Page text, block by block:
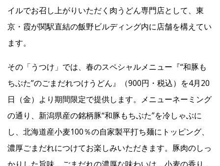
Contact
JP EN
イルでお召し上がりいただく肉うどん専門店として、東
京・霞が関駅直結の飯野ビルディング内に店舗を構えてい
ます。
その「うつけ」では、春のスペシャルメニュー『“和豚も
ちぶた”のごまだれつけうどん』（900円・税込）を4月20
日（金）より期間限定で提供します。メニューネーミング
の通り、新潟県産の銘柄豚“和豚もちぶた”を冷しゃぶに
し、北海道産小麦100％の自家製平打ち麺にトッピング、
濃厚ごまだれにつけてお楽しみいただきます。豚肉のしっ